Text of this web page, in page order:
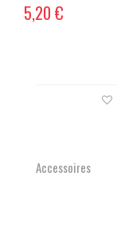
5,20 €
Accessoires